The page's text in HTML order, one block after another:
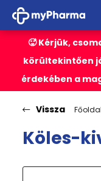
🥵 Kérjük,
körültekintően
érdekében a
Vissza Főoldal
Köles-